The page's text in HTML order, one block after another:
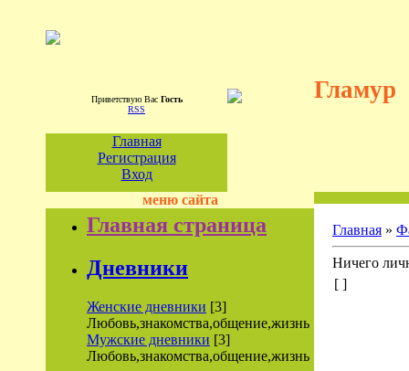
Приветствую Вас Гость
RSS
Гламур
Главная
Регистрация
Вход
меню сайта
Главная страница
Дневники
Женские дневники [3]
Любовь,знакомства,общение,жизнь
Мужские дневники [3]
Любовь,знакомства,общение,жизнь
Главная »
Ничего
[ ]